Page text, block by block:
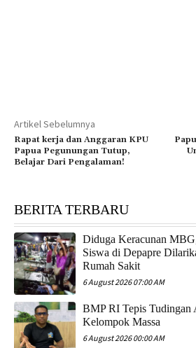
Artikel Sebelumnya
Rapat kerja dan Anggaran KPU
Papua Pegunungan Tutup,
Belajar Dari Pengalaman!
BERITA TERBARU
Diduga Keracunan
Siswa di Depapre
Rumah Sakit
6 August 2026 07:00 AM
​BMP RI Tepis Tudingan
Kelompok Massa
6 August 2026 00:00 AM